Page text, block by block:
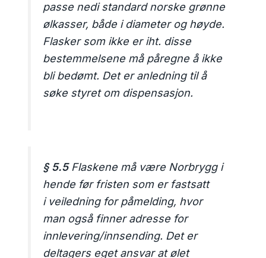
passe nedi standard norske grønne
ølkasser, både i diameter og høyde.
Flasker som ikke er iht. disse
bestemmelsene må påregne å ikke
bli bedømt. Det er anledning til å
søke styret om dispensasjon.
§ 5.5Flaskene må være Norbrygg i
hende før fristen som er fastsatt
i veiledning for påmelding, hvor
man også finner adresse for
innlevering/innsending. Det er
deltagers eget ansvar at ølet